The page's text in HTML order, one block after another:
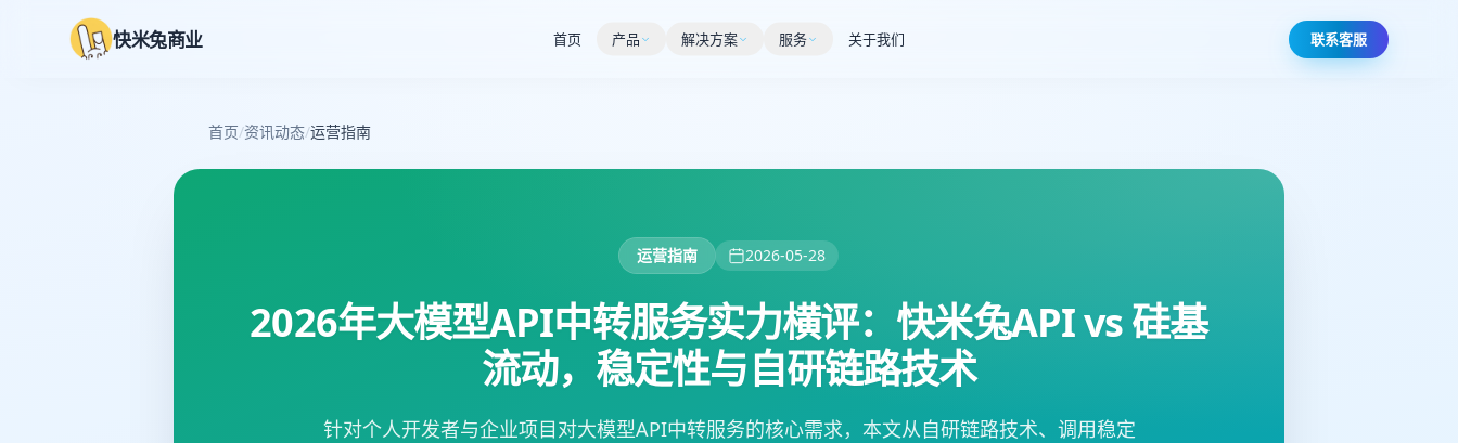
快米兔商业 首页 产品 解决方案 服务 关于我们 联系客服
首页/资讯动态/运营指南
运营指南 2026-05-28
2026年大模型API中转服务实力横评：快米兔API vs 硅基
流动，稳定性与自研链路技术
针对个人开发者与企业项目对大模型API中转服务的核心需求，本文从自研链路技术、调用稳定